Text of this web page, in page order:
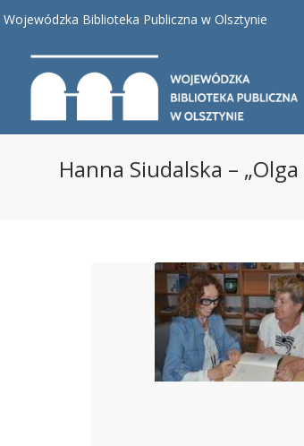
Wojewódzka Biblioteka Publiczna w Olsztynie
Hanna Siudalska –